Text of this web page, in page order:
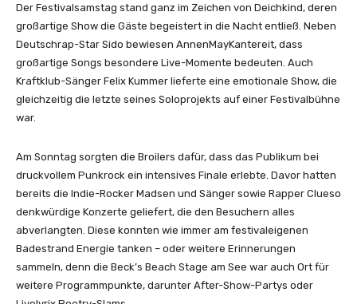
Der Festivalsamstag stand ganz im Zeichen von Deichkind, deren
großartige Show die Gäste begeistert in die Nacht entließ. Neben
Deutschrap-Star Sido bewiesen AnnenMayKantereit, dass
großartige Songs besondere Live-Momente bedeuten. Auch
Kraftklub-Sänger Felix Kummer lieferte eine emotionale Show, die
gleichzeitig die letzte seines Soloprojekts auf einer Festivalbühne
war.
Am Sonntag sorgten die Broilers dafür, dass das Publikum bei
druckvollem Punkrock ein intensives Finale erlebte. Davor hatten
bereits die Indie-Rocker Madsen und Sänger sowie Rapper Clueso
denkwürdige Konzerte geliefert, die den Besuchern alles
abverlangten. Diese konnten wie immer am festivaleigenen
Badestrand Energie tanken – oder weitere Erinnerungen
sammeln, denn die Beck’s Beach Stage am See war auch Ort für
weitere Programmpunkte, darunter After-Show-Partys oder